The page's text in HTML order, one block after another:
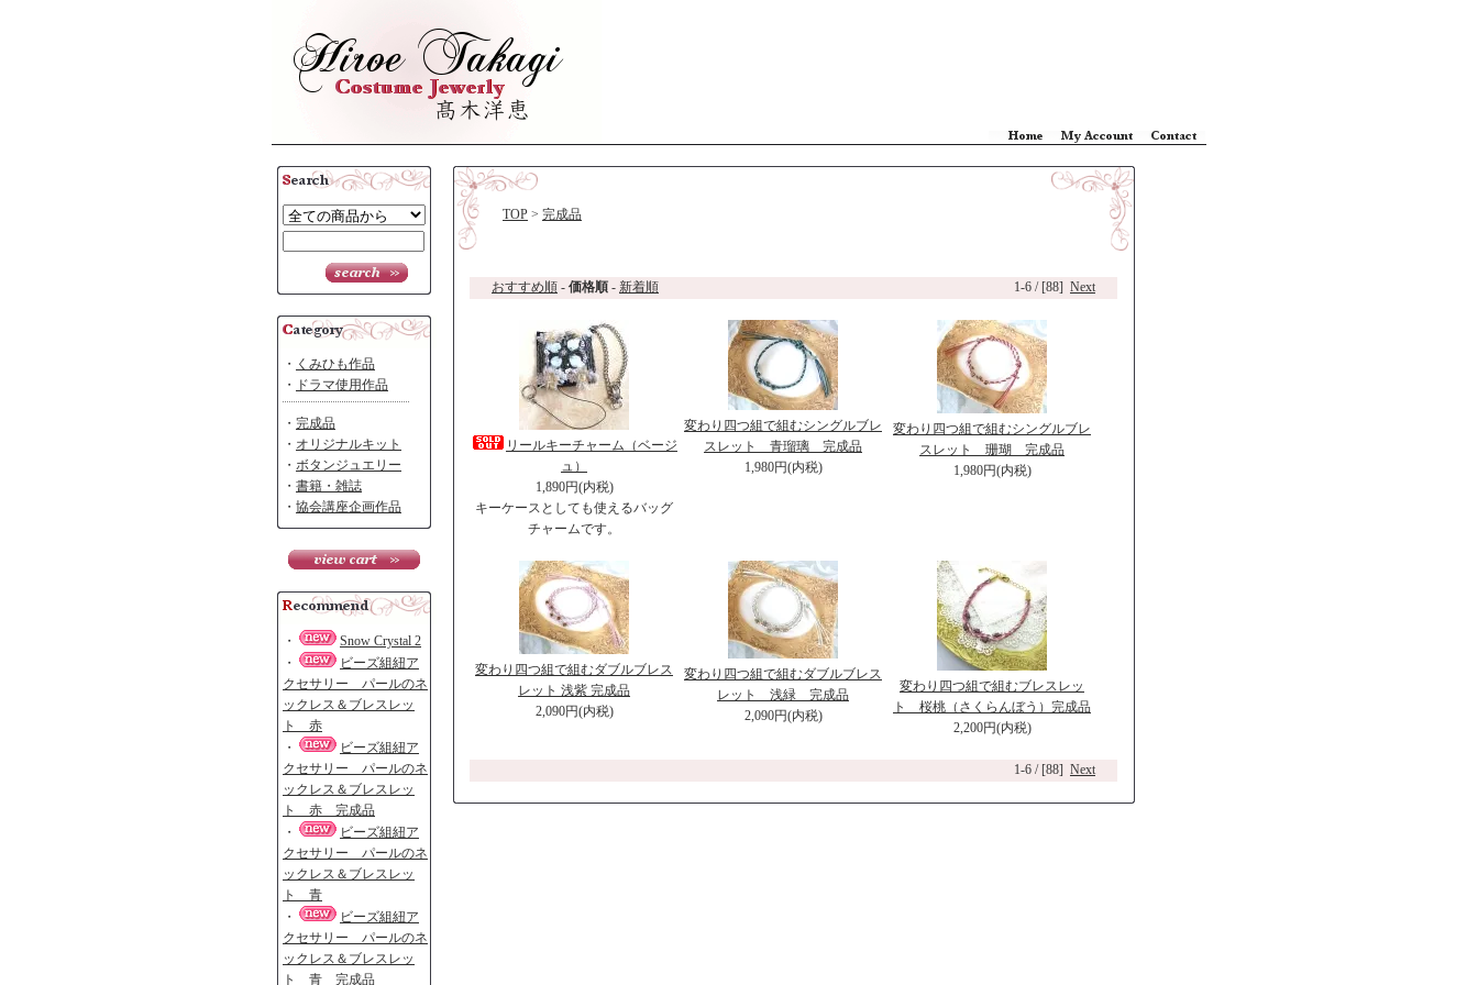
・ くみひも作品
・
ドラマ使用作品
・ 完成品
・ オリジナルキット
・ ボタンジュエリー
・ 書籍・雑誌
・ 協会講座企画作品
・
Snow Crystal 2
・
ビーズ組紐ア
クセサリー パールのネ
ックレス＆ブレスレッ
ト 赤
・
ビーズ組紐ア
クセサリー パールのネ
ックレス＆ブレスレッ
ト 赤 完成品
・
ビーズ組紐ア
クセサリー パールのネ
ックレス＆ブレスレッ
ト 青
・
ビーズ組紐ア
クセサリー パールのネ
ックレス＆ブレスレッ
ト 青 完成品
TOP > 完成品
おすすめ順 - 価格順 - 新着順 1-6 / [88] Next
リールキーチャーム（ベージ
ュ）
1,890円(内税)
キーケースとしても使えるバッグ
チャームです。
変わり四つ組で組むシングルブレ
スレット 青瑠璃 完成品
1,980円(内税)
変わり四つ組で組むシングルブレ
スレット 珊瑚 完成品
1,980円(内税)
変わり四つ組で組むダブルブレス
レット 浅紫 完成品
2,090円(内税)
変わり四つ組で組むダブルブレス
レット 浅緑 完成品
2,090円(内税)
変わり四つ組で組むブレスレッ
ト 桜桃（さくらんぼう）完成品
2,200円(内税)
1-6 / [88] Next